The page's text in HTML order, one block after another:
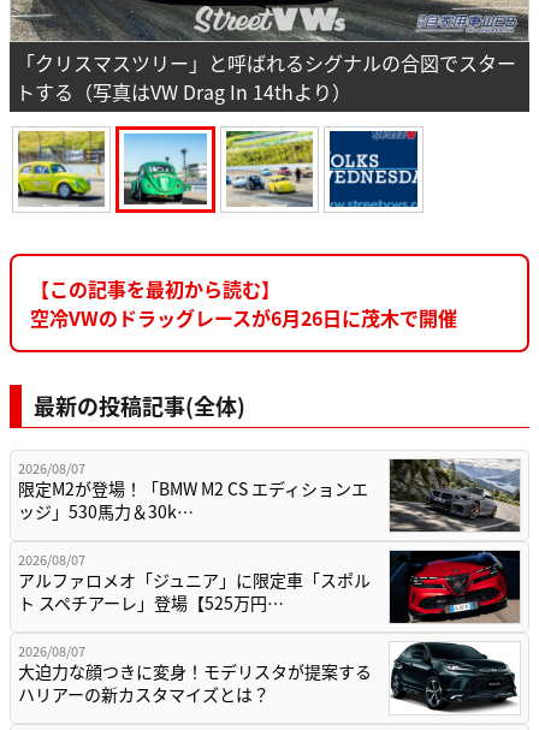
「クリスマスツリー」と呼ばれるシグナルの合図でスター
トする（写真はVW Drag In 14thより）
【この記事を最初から読む】
空冷VWのドラッグレースが6月26日に茂木で開催
最新の投稿記事(全体)
2026/08/07
限定M2が登場！「BMW M2 CS エディションエ
ッジ」530馬力＆30k…
2026/08/07
アルファロメオ「ジュニア」に限定車「スポル
ト スペチアーレ」登場【525万円…
2026/08/07
大迫力な顔つきに変身！モデリスタが提案する
ハリアーの新カスタマイズとは？